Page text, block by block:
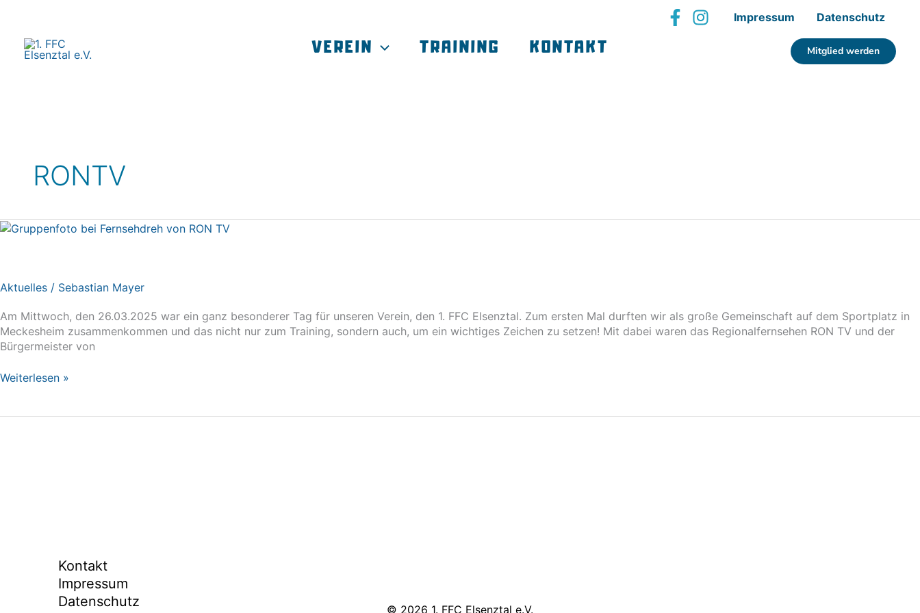
springen
Impressum Datenschutz
VEREIN TRAINING KONTAKT Mitglied werden
RONTV
Aktuelles / Sebastian Mayer
Am Mittwoch, den 26.03.2025 war ein ganz besonderer Tag für unseren Verein, den 1. FFC Elsenztal. Zum ersten Mal durften wir als große Gemeinschaft auf dem Sportplatz in
Meckesheim zusammenkommen und das nicht nur zum Training, sondern auch, um ein wichtiges Zeichen zu setzen! Mit dabei waren das Regionalfernsehen RON TV und der
Bürgermeister von
Regionalsender
Weiterlesen »
Kontakt
Impressum
Datenschutz
© 2026 1. FFC Elsenztal e.V.